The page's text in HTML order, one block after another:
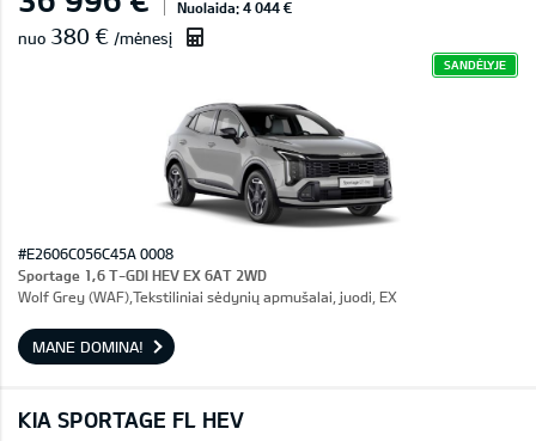
Nuolaida: 4 044 €
nuo 380 € /mėnesį
SANDĖLYJE
#E2606C056C45A 0008
Sportage 1,6 T-GDI HEV EX 6AT 2WD
Wolf Grey (WAF),Tekstiliniai sėdynių apmušalai, juodi, EX
MANE DOMINA!
KIA SPORTAGE FL HEV